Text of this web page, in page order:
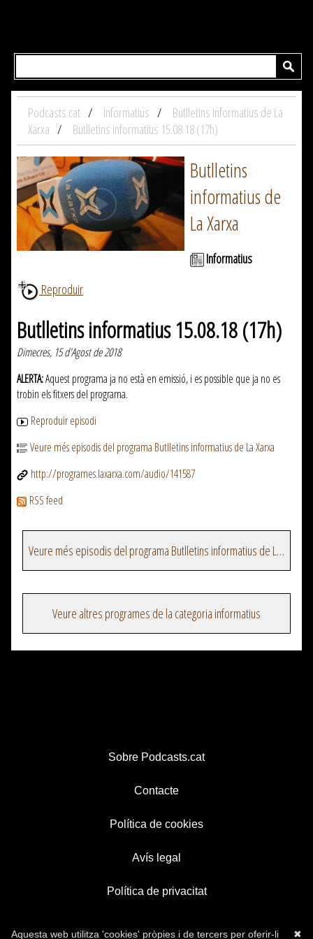
Podcasts.cat Informatius
Butlletins informatius de La
Xarxa
Butlletins informatius 15.08.18 (17h)
Butlletins
informatius de
La Xarxa
Informatius
Reproduir
Butlletins informatius 15.08.18 (17h)
Dimecres, 15 d'Agost de 2018
ALERTA:Aquest programa ja no està en emissió, i es possible que ja no es
trobin els fitxers del programa.
Reproduir episodi
Veure més episodis del programa Butlletins informatius de La Xarxa
http://programes.laxarxa.com/audio/141587
RSS feed
Veure més episodis del programa Butlletins informatius de La Xarxa
Veure altres programes de la categoria informatius
Sobre Podcasts.cat
Contacte
Política de cookies
Avís legal
Política de privacitat
✖
Aquesta web utilitza 'cookies' pròpies i de tercers per oferir-li